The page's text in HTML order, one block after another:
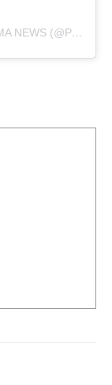
UM POST COMPARTILHADO POR JUREMA NEWS (@PORTALJUREMANEWS)